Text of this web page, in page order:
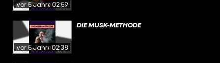
vor 5 Jahren02:59
vor 5 Jahren02:38
DIE MUSK-METHODE